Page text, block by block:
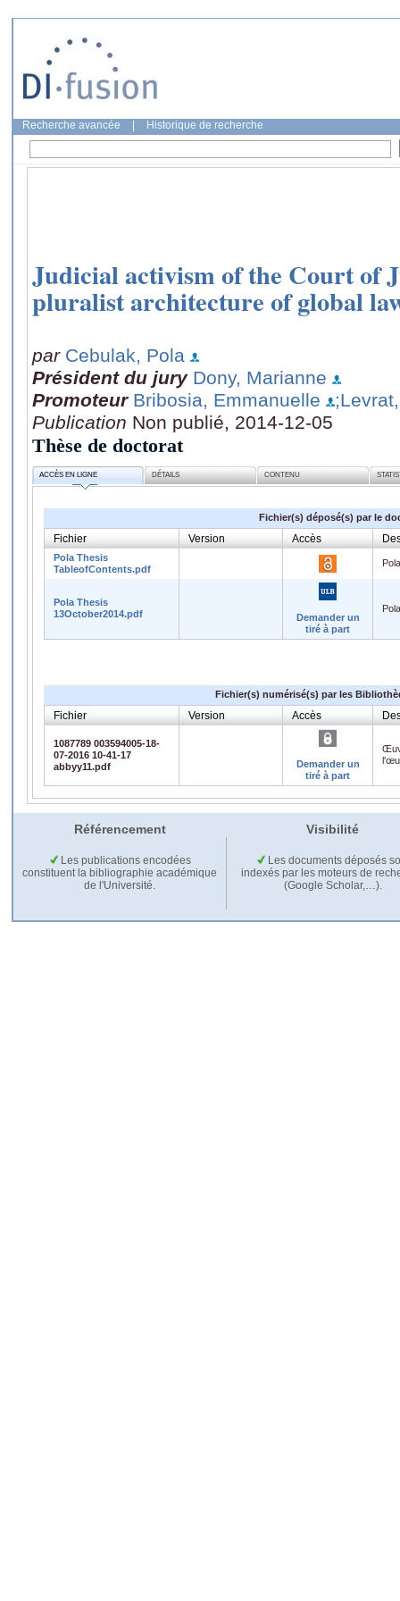
Recherche avancée Historique de recherche
Judicial activism of the Court of
pluralist architecture of global
par Cebulak, Pola
Président du jury Dony, Marianne
Promoteur Bribosia, Emmanuelle
Publication Non publié, 2014-12-05
Thèse de doctorat
ACCÈS EN LIGNE DÉTAILS CONTENU
Fichier(s) déposé(s) par le
Fichier Version Accès
Pola Thesis
TableofContents.pdf
Pola Thesis
13October2014.pdf
Demander un
tiré à part
Fichier(s) numérisé(s) par les
Fichier Version Accès
1087789 003594005-18-
07-2016 10-41-17
abbyy11.pdf
Demander un
tiré à part
Référencement Visibilité
Les publications encodées
constituent la bibliographie académique
de l'Université.
Les documents déposés
indexés par les moteurs de
(Google Scholar,…).